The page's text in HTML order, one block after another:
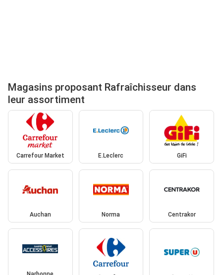
Magasins proposant Rafraîchisseur dans
leur assortiment
Carrefour Market E.Leclerc GiFi
Auchan Norma Centrakor